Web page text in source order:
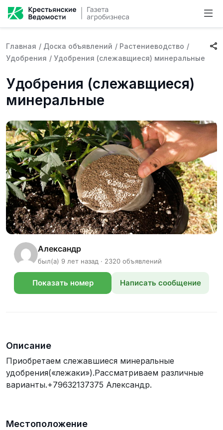
Главная / Доска объявлений / Растениеводство /
Удобрения / Удобрения (слежавщиеся) минеральные
Удобрения (слежавщиеся)
минеральные
Александр
был(а) 9 лет назад · 2320 объявлений
Показать номер Написать сообщение
Описание
Приобретаем слежавшиеся минеральные
удобрения(«лежаки»).Рассматриваем различные
варианты.+79632137375 Александр.
Местоположение